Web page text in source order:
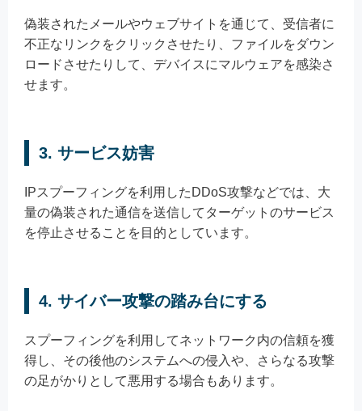
偽装されたメールやウェブサイトを通じて、受信者に
不正なリンクをクリックさせたり、ファイルをダウン
ロードさせたりして、デバイスにマルウェアを感染さ
せます。
3. サービス妨害
IPスプーフィングを利用したDDoS攻撃などでは、大
量の偽装された通信を送信してターゲットのサービス
を停止させることを目的としています。
4. サイバー攻撃の踏み台にする
スプーフィングを利用してネットワーク内の信頼を獲
得し、その後他のシステムへの侵入や、さらなる攻撃
の足がかりとして悪用する場合もあります。